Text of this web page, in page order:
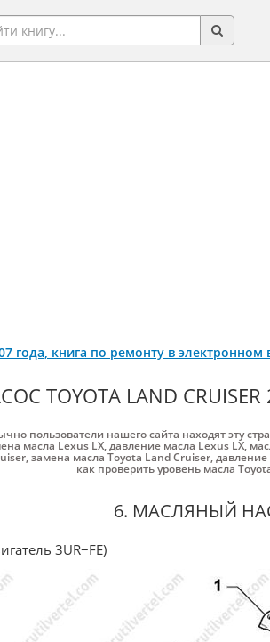
года, книга по ремонту в электронном
TOYOTA LAND CRUISER
пользователи нашего сайта находят эту
масла Lexus LX,давление масла Lexus LX,
,замена масла Toyota Land Cruiser,давление
как проверить уровень масла
6. МАСЛЯНЫЙ
3UR−FE)